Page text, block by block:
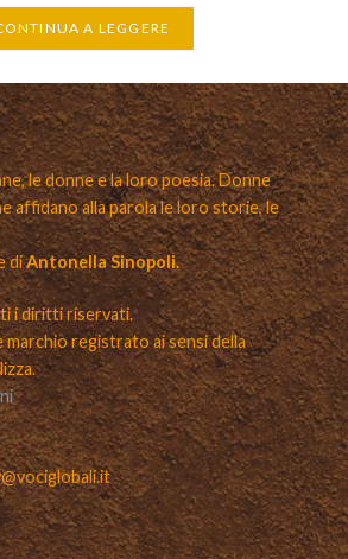
A LEGGERE
le donne e la loro poesia. Donne
affidano alla parola le loro storie, le
diAntonella Sinopoli.
i diritti riservati.
marchio registrato ai sensi della